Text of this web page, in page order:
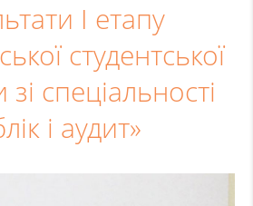
І етапу
студентської
зі спеціальності
і аудит»